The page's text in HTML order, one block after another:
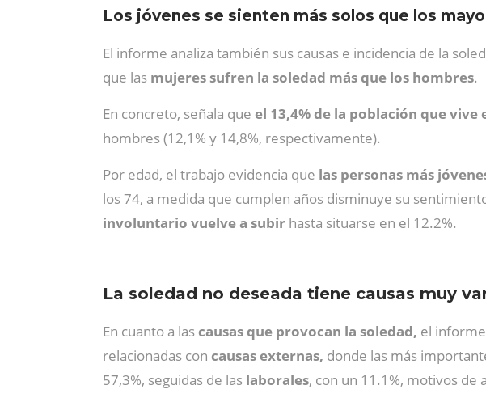
Los jóvenes se sienten más solos que los
El informe analiza también sus causas e incidencia de la
que las mujeres sufren la soledad más que los hombres.
En concreto, señala que el 13,4% de la población que vive
hombres (12,1% y 14,8%, respectivamente).
Por edad, el trabajo evidencia que las personas más
los 74, a medida que cumplen años disminuye su
involuntario vuelve a subir hasta situarse en el 12.2%.
La soledad no deseada tiene causas muy
En cuanto a lascausas que provocan la soledad, el
relacionadas con causas externas, donde las más
57,3%, seguidas de las laborales, con un 11.1%, motivos de